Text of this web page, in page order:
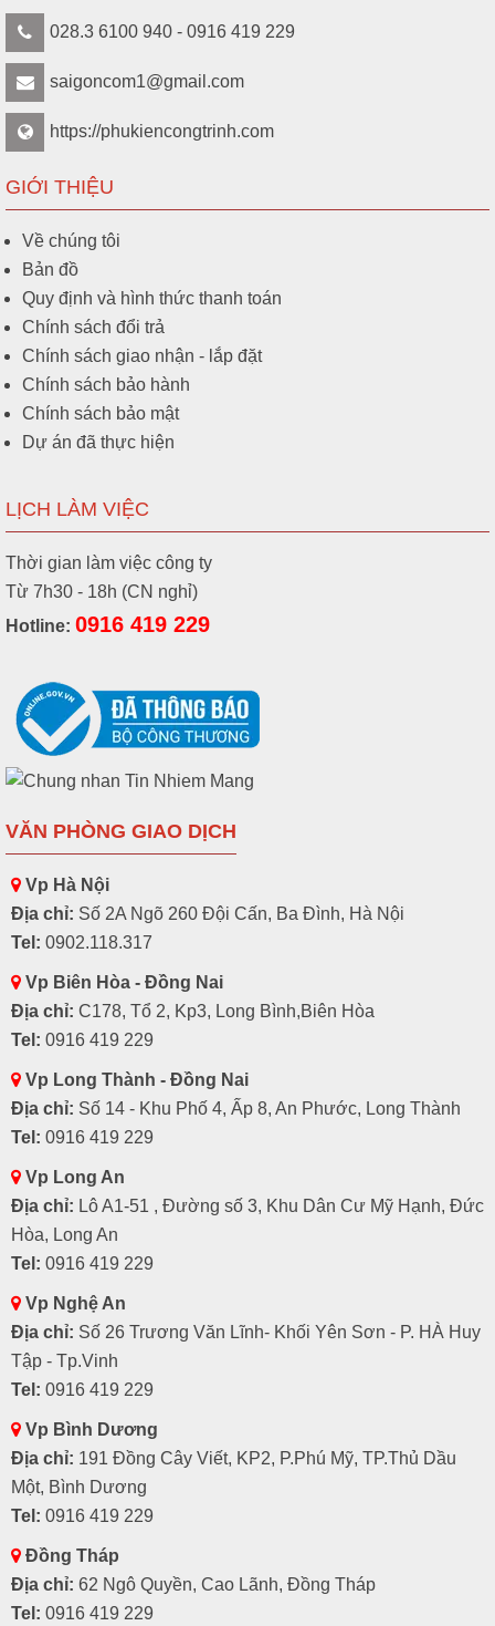
028.3 6100 940 - 0916 419 229
saigoncom1@gmail.com
https://phukiencongtrinh.com
GIỚI THIỆU
Về chúng tôi
Bản đồ
Quy định và hình thức thanh toán
Chính sách đổi trả
Chính sách giao nhận - lắp đặt
Chính sách bảo hành
Chính sách bảo mật
Dự án đã thực hiện
LỊCH LÀM VIỆC
Thời gian làm việc công ty
Từ 7h30 - 18h (CN nghỉ)
Hotline: 0916 419 229
VĂN PHÒNG GIAO DỊCH
Vp Hà Nội
Địa chỉ: Số 2A Ngõ 260 Đội Cấn, Ba Đình, Hà Nội
Tel: 0902.118.317
Vp Biên Hòa - Đồng Nai
Địa chỉ: C178, Tổ 2, Kp3, Long Bình,Biên Hòa
Tel: 0916 419 229
Vp Long Thành - Đồng Nai
Địa chỉ: Số 14 - Khu Phố 4, Ấp 8, An Phước, Long Thành
Tel: 0916 419 229
Vp Long An
Địa chỉ: Lô A1-51 , Đường số 3, Khu Dân Cư Mỹ Hạnh, Đức
Hòa, Long An
Tel: 0916 419 229
Vp Nghệ An
Địa chỉ: Số 26 Trương Văn Lĩnh- Khối Yên Sơn - P. HÀ Huy
Tập - Tp.Vinh
Tel: 0916 419 229
Vp Bình Dương
Địa chỉ: 191 Đồng Cây Viết, KP2, P.Phú Mỹ, TP.Thủ Dầu
Một, Bình Dương
Tel: 0916 419 229
Đồng Tháp
Địa chỉ: 62 Ngô Quyền, Cao Lãnh, Đồng Tháp
Tel: 0916 419 229